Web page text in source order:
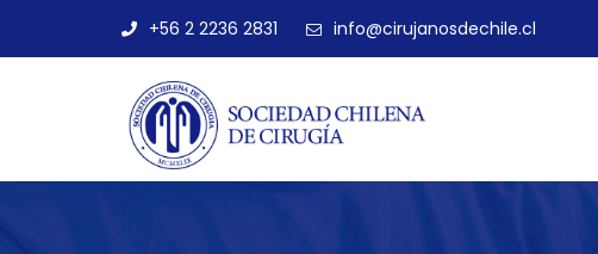
+56 2 2236 2831 info@cirujanosdechile.cl